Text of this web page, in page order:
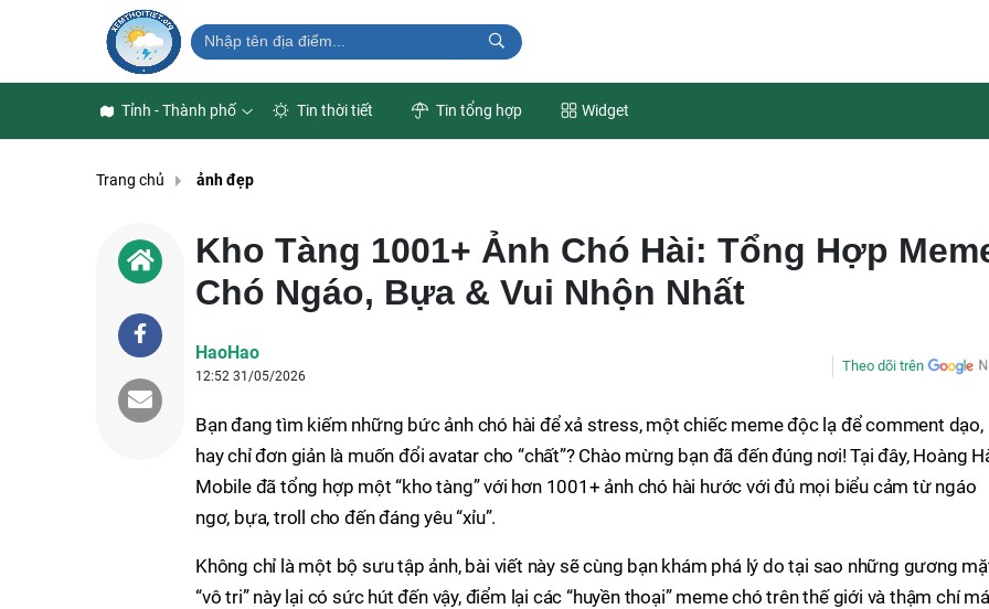
Tỉnh - Thành phố Tin thời tiết Tin tổng hợp Widget
Trang chủ ảnh đẹp
Kho Tàng 1001+ Ảnh Chó Hài: Tổng Hợp
Chó Ngáo, Bựa & Vui Nhộn Nhất
HaoHao
12:52 31/05/2026
Theo dõi trên
Bạn đang tìm kiếm những bức ảnh chó hài để xả stress, một chiếc meme độc lạ để comment dạo,
hay chỉ đơn giản là muốn đổi avatar cho “chất”? Chào mừng bạn đã đến đúng nơi! Tại đây, Hoàng
Mobile đã tổng hợp một “kho tàng” với hơn 1001+ ảnh chó hài hước với đủ mọi biểu cảm từ ngáo
ngơ, bựa, troll cho đến đáng yêu “xỉu”.
Không chỉ là một bộ sưu tập ảnh, bài viết này sẽ cùng bạn khám phá lý do tại sao những gương
“vô tri” này lại có sức hút đến vậy, điểm lại các “huyền thoại” meme chó trên thế giới và thậm chí